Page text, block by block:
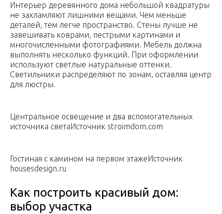
Интерьер деревянного дома небольшой квадратуры
не захламляют лишними вещами. Чем меньше
деталей, тем легче пространство. Стены лучше не
завешивать коврами, пестрыми картинами и
многочисленными фотографиями. Мебель должна
выполнять несколько функций. При оформлении
используют светлые натуральные оттенки.
Светильники распределяют по зонам, оставляя центр
для люстры.
Центральное освещение и два вспомогательных
источника светаИсточник stroimdom.com
Гостиная с камином на первом этажеИсточник
housesdesign.ru
Как построить красивый дом:
выбор участка